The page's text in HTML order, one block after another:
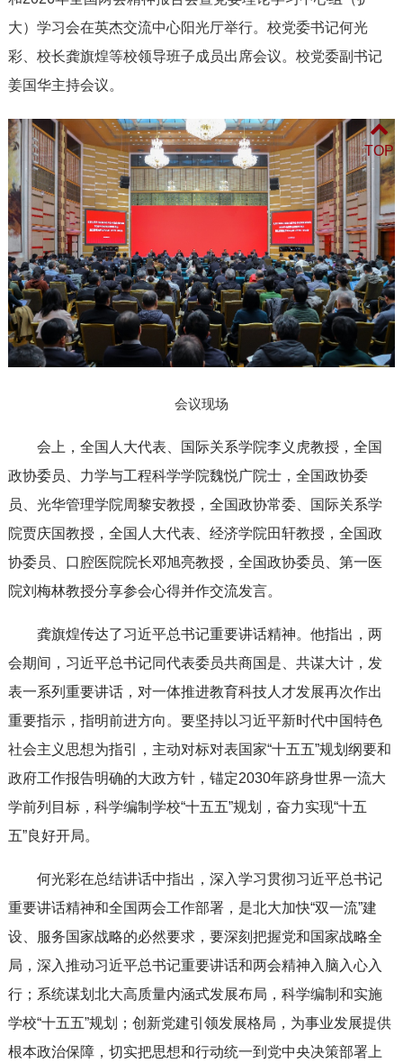
大）学习会在英杰交流中心阳光厅举行。校党委书记何光
彩、校长龚旗煌等校领导班子成员出席会议。校党委副书记
姜国华主持会议。
会议现场
会上，全国人大代表、国际关系学院李义虎教授，全国
政协委员、力学与工程科学学院魏悦广院士，全国政协委
员、光华管理学院周黎安教授，全国政协常委、国际关系学
院贾庆国教授，全国人大代表、经济学院田轩教授，全国政
协委员、口腔医院院长邓旭亮教授，全国政协委员、第一医
院刘梅林教授分享参会心得并作交流发言。
龚旗煌传达了习近平总书记重要讲话精神。他指出，两
会期间，习近平总书记同代表委员共商国是、共谋大计，发
表一系列重要讲话，对一体推进教育科技人才发展再次作出
重要指示，指明前进方向。要坚持以习近平新时代中国特色
社会主义思想为指引，主动对标对表国家“十五五”规划纲要和
政府工作报告明确的大政方针，锚定2030年跻身世界一流大
学前列目标，科学编制学校“十五五”规划，奋力实现“十五
五”良好开局。
何光彩在总结讲话中指出，深入学习贯彻习近平总书记
重要讲话精神和全国两会工作部署，是北大加快“双一流”建
设、服务国家战略的必然要求，要深刻把握党和国家战略全
局，深入推动习近平总书记重要讲话和两会精神入脑入心入
行；系统谋划北大高质量内涵式发展布局，科学编制和实施
学校“十五五”规划；创新党建引领发展格局，为事业发展提供
根本政治保障，切实把思想和行动统一到党中央决策部署上
TOP